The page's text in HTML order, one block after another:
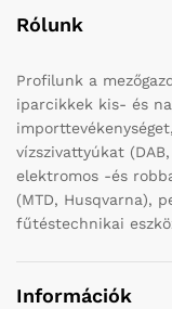
Rólunk
Profilunk a
iparcikkek kis- és
vízszivattyúkat
elektromos -és
(MTD, Husqvarna),
fűtéstechnikai
Információk